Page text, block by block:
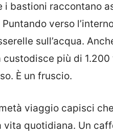
i bastioni raccontano
verso
sull’acqua.
più di 1.200
È un fruscio.
viaggio capisci
quotidiana. Un